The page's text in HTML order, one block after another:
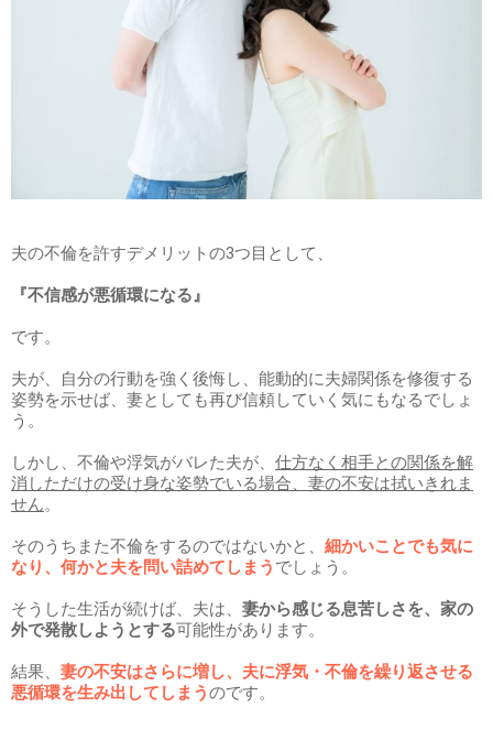
夫の不倫を許すデメリットの3つ目として、
『不信感が悪循環になる』
です。
夫が、自分の行動を強く後悔し、能動的に夫婦関係を修復する
姿勢を示せば、妻としても再び信頼していく気にもなるでしょ
う。
しかし、不倫や浮気がバレた夫が、 仕方なく相手との関係を解
消しただけの受け身な姿勢でいる場合、妻の不安は拭いきれま
せん。
そのうちまた不倫をするのではないかと、 細かいことでも気に
なり、何かと夫を問い詰めてしまう でしょう。
そうした生活が続けば、夫は、 妻から感じる息苦しさを、家の
外で発散しようとする可能性があります。
結果、 妻の不安はさらに増し、夫に浮気・不倫を繰り返させる
悪循環を生み出してしまうのです。